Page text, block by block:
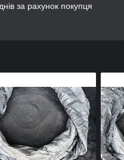
за рахунок покупця